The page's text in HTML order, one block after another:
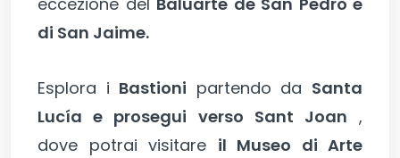
di San Jaime.
Esplora i Bastioni partendo da Santa
Lucía e prosegui verso Sant Joan ,
dove potrai visitare il Museo di Arte